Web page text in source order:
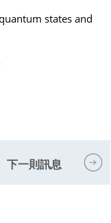
states and
下一則訊息